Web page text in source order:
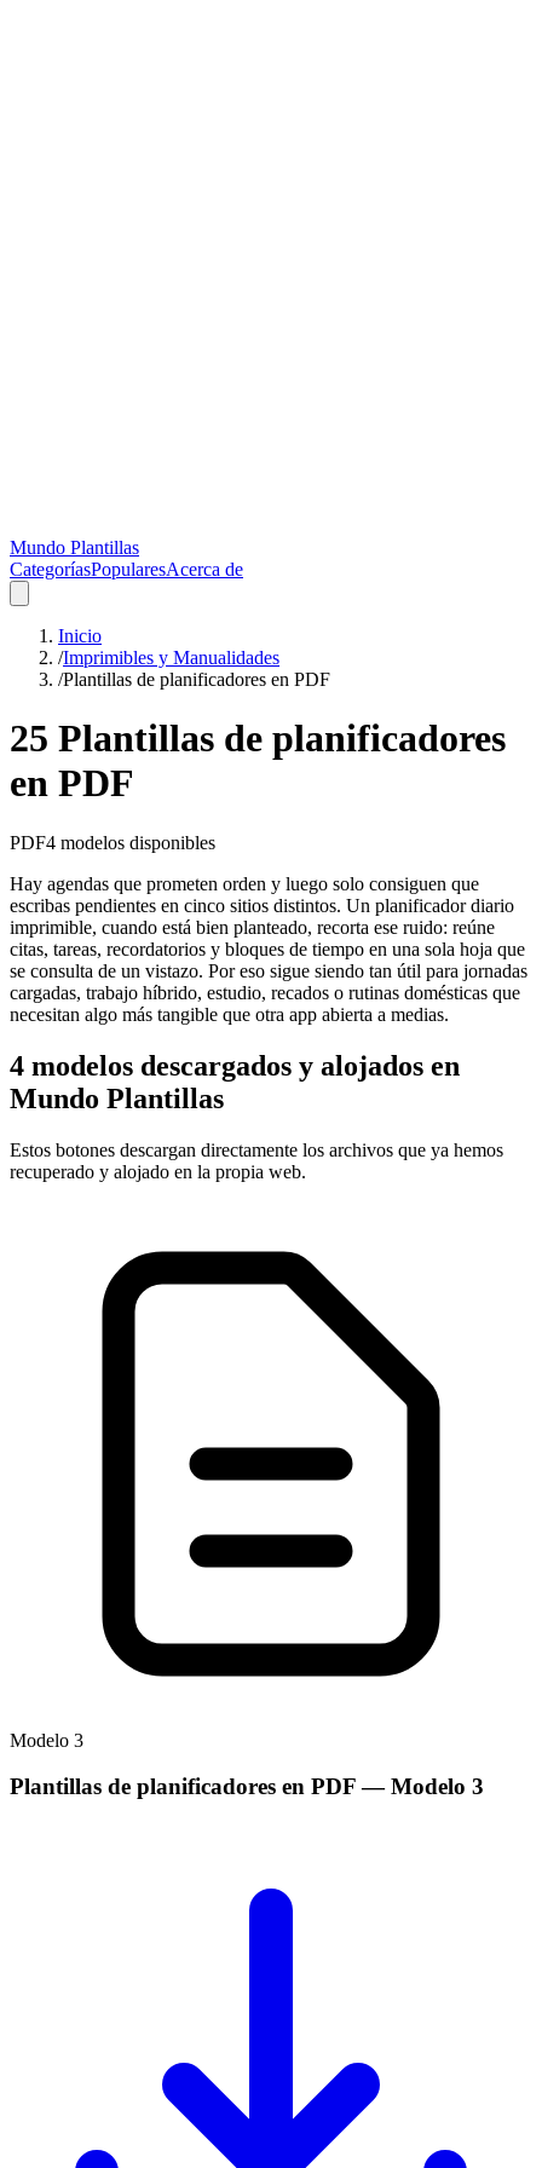
Mundo Plantillas
CategoríasPopularesAcerca de
Inicio
/Imprimibles y Manualidades
/Plantillas de planificadores en PDF
25 Plantillas de planificadores
en PDF
PDF4 modelos disponibles
Hay agendas que prometen orden y luego solo consiguen que
escribas pendientes en cinco sitios distintos. Un planificador diario
imprimible, cuando está bien planteado, recorta ese ruido: reúne
citas, tareas, recordatorios y bloques de tiempo en una sola hoja que
se consulta de un vistazo. Por eso sigue siendo tan útil para jornadas
cargadas, trabajo híbrido, estudio, recados o rutinas domésticas que
necesitan algo más tangible que otra app abierta a medias.
4 modelos descargados y alojados en
Mundo Plantillas
Estos botones descargan directamente los archivos que ya hemos
recuperado y alojado en la propia web.
Modelo 3
Plantillas de planificadores en PDF— Modelo 3